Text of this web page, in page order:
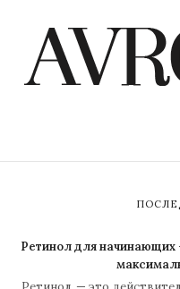
Ретинол для начинающих